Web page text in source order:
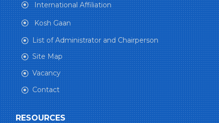
International Affiliation
Kosh Gaan
List of Administrator and Chairperson
Site Map
Vacancy
Contact
RESOURCES